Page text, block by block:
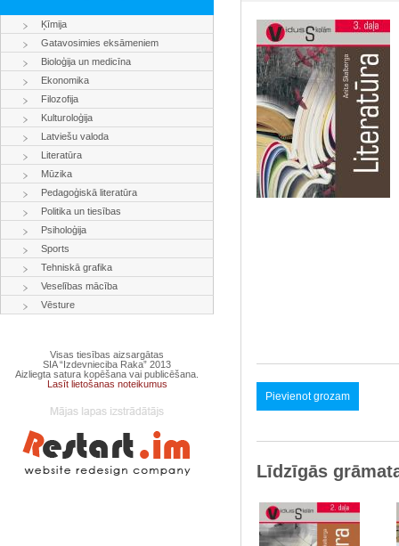
Ķīmija
Gatavosimies eksāmeniem
Bioloģija un medicīna
Ekonomika
Filozofija
Kulturoloģija
Latviešu valoda
Literatūra
Mūzika
Pedagoģiskā literatūra
Politika un tiesības
Psiholoģija
Sports
Tehniskā grafika
Veselības mācība
Vēsture
Visas tiesības aizsargātas
SIA “Izdevnieciba Raka” 2013
Aizliegta satura kopēšana vai publicēšana.
Lasīt lietošanas noteikumus
Pievienot grozam
Līdzīgās